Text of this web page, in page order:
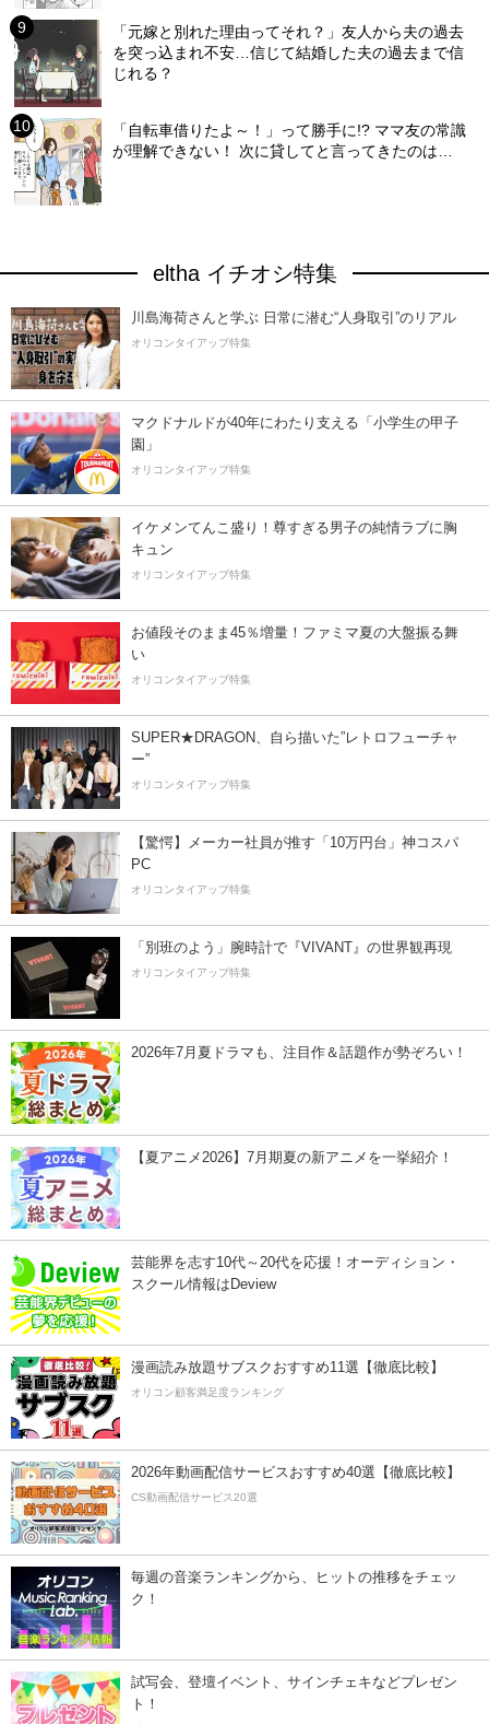
「元嫁と別れた理由ってそれ？」友人から夫の過去
を突っ込まれ不安…信じて結婚した夫の過去まで信
じれる？
「自転車借りたよ～！」って勝手に!? ママ友の常識
が理解できない！ 次に貸してと言ってきたのは…
eltha イチオシ特集
川島海荷さんと学ぶ 日常に潜む“人身取引”のリアル
オリコンタイアップ特集
マクドナルドが40年にわたり支える「小学生の甲子
園」
オリコンタイアップ特集
イケメンてんこ盛り！尊すぎる男子の純情ラブに胸
キュン
オリコンタイアップ特集
お値段そのまま45％増量！ファミマ夏の大盤振る舞
い
オリコンタイアップ特集
SUPER★DRAGON、自ら描いた”レトロフューチャ
ー”
オリコンタイアップ特集
【驚愕】メーカー社員が推す「10万円台」神コスパ
PC
オリコンタイアップ特集
「別班のよう」腕時計で『VIVANT』の世界観再現
オリコンタイアップ特集
2026年7月夏ドラマも、注目作＆話題作が勢ぞろい！
【夏アニメ2026】7月期夏の新アニメを一挙紹介！
芸能界を志す10代～20代を応援！オーディション・
スクール情報はDeview
漫画読み放題サブスクおすすめ11選【徹底比較】
オリコン顧客満足度ランキング
2026年動画配信サービスおすすめ40選【徹底比較】
CS動画配信サービス20選
毎週の音楽ランキングから、ヒットの推移をチェッ
ク！
試写会、登壇イベント、サインチェキなどプレゼン
ト！